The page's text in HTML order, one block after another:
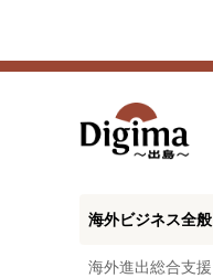
海外ビジネス全般
海外進出総合支援